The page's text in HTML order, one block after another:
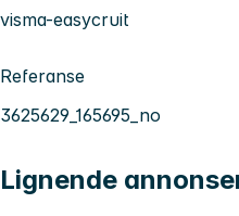
visma-easycruit
Referanse
3625629_165695_no
Lignende